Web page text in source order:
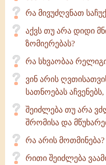
რა მივუძღვნათ
აქვს თუ არა დიდი
ზომიერებას?
რა სხვაობაა
ვინ არის
სათნოებას
შეიძლება თუ არა
შრომისა და
რა არის მოთმინება?
რითი შეიძლება